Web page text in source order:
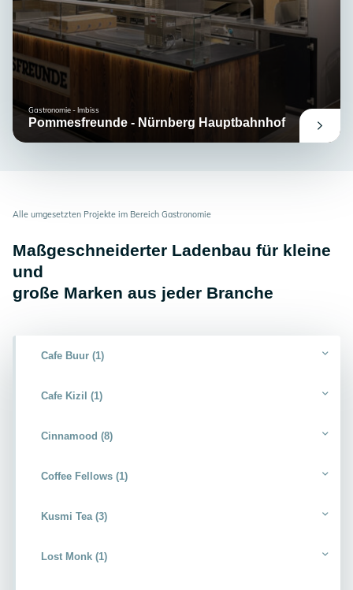
Gastronomie - Imbiss
Pommesfreunde - Nürnberg Hauptbahnhof
Alle umgesetzten Projekte im Bereich Gastronomie
Maßgeschneiderter Ladenbau für kleine
und
große Marken aus jeder Branche
Cafe Buur (1)
Cafe Kizil (1)
Cinnamood (8)
Coffee Fellows (1)
Kusmi Tea (3)
Lost Monk (1)